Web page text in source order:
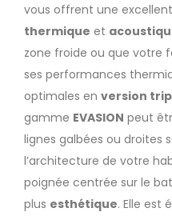
vous offrent une
thermique et
zone froide ou que votre
ses performances
optimales en version
gamme EVASION peut
lignes galbées ou droites
l’architecture de votre
poignée centrée sur le
plus esthétique. Elle est